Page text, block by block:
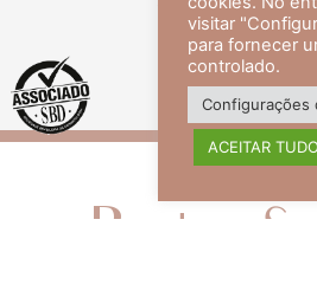
veja
Redes
visitar
para fornecer
controlado.
Configurações
ACEITAR TUDO